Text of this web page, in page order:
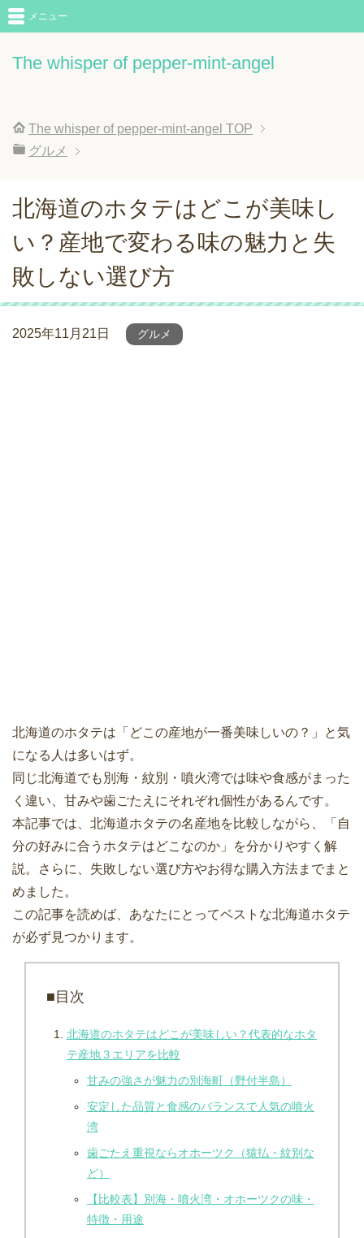
The whisper of pepper-mint-angel
メニュー
The whisper of pepper-mint-angel TOP
グルメ
北海道のホタテはどこが美味し
い？産地で変わる味の魅力と失
敗しない選び方
2025年11月21日 グルメ
北海道のホタテは「どこの産地が一番美味しいの？」と気
になる人は多いはず。
同じ北海道でも別海・紋別・噴火湾では味や食感がまった
く違い、甘みや歯ごたえにそれぞれ個性があるんです。
本記事では、北海道ホタテの名産地を比較しながら、「自
分の好みに合うホタテはどこなのか」を分かりやすく解
説。さらに、失敗しない選び方やお得な購入方法までまと
めました。
この記事を読めば、あなたにとってベストな北海道ホタテ
が必ず見つかります。
■目次
北海道のホタテはどこが美味しい？代表的なホタ
テ産地３エリアを比較
甘みの強さが魅力の別海町（野付半島）
安定した品質と食感のバランスで人気の噴火
湾
歯ごたえ重視ならオホーツク（猿払・紋別な
ど）
【比較表】別海・噴火湾・オホーツクの味・
特徴・用途